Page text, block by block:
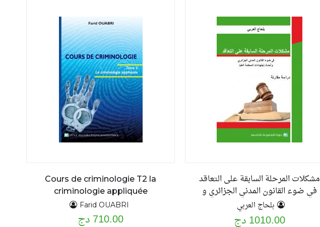
مشكلات المرحلة السابقة على التعاقد
في ضوء القانون المدني الجزائري و
احداث اجتهادات المكمة العليا.. دراسة
مقارنة
بلحاج العربي
1010.00 دج
Cours de criminologie T2 la
criminologie appliquée
Farid OUABRI
710.00 دج